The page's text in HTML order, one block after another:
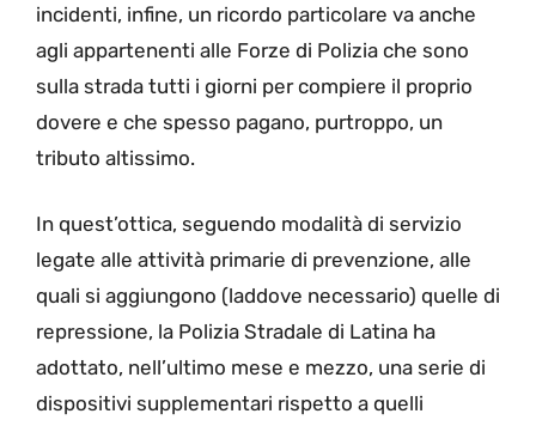
incidenti, infine, un ricordo particolare va anche
agli appartenenti alle Forze di Polizia che sono
sulla strada tutti i giorni per compiere il proprio
dovere e che spesso pagano, purtroppo, un
tributo altissimo.
In quest’ottica, seguendo modalità di servizio
legate alle attività primarie di prevenzione, alle
quali si aggiungono (laddove necessario) quelle di
repressione, la Polizia Stradale di Latina ha
adottato, nell’ultimo mese e mezzo, una serie di
dispositivi supplementari rispetto a quelli